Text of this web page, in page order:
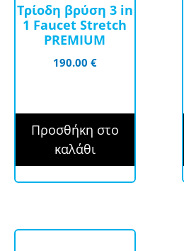
Τρίοδη βρύση 3 in
1 Faucet Stretch
PREMIUM
190.00 €
Προσθήκη στο
καλάθι